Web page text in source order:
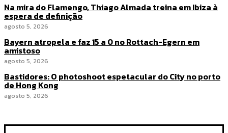
Na mira do Flamengo, Thiago Almada treina em Ibiza à
espera de definição
agosto 5, 2026
Bayern atropela e faz 15 a 0 no Rottach-Egern em
amistoso
agosto 5, 2026
Bastidores: O photoshoot espetacular do City no porto
de Hong Kong
agosto 5, 2026